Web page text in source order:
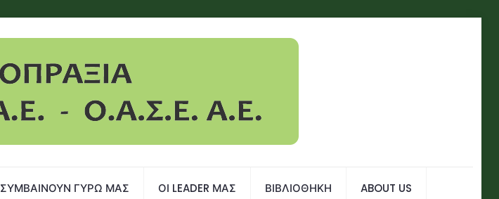
ΣΥΜΒΑΙΝΟΥΝ ΓΥΡΩ ΜΑΣ ΟΙ LEADER ΜΑΣ ΒΙΒΛΙΟΘΗΚΗ ABOUT US